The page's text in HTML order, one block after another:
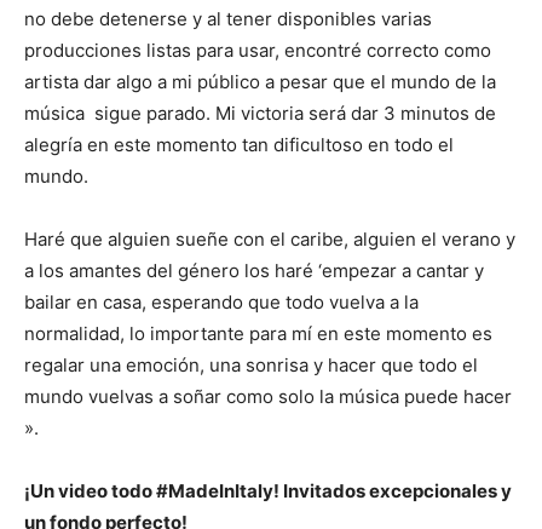
no debe detenerse y al tener disponibles varias
producciones listas para usar, encontré correcto como
artista dar algo a mi público a pesar que el mundo de la
música sigue parado. Mi victoria será dar 3 minutos de
alegría en este momento tan dificultoso en todo el
mundo.
Haré que alguien sueñe con el caribe, alguien el verano y
a los amantes del género los haré ‘empezar a cantar y
bailar en casa, esperando que todo vuelva a la
normalidad, lo importante para mí en este momento es
regalar una emoción, una sonrisa y hacer que todo el
mundo vuelvas a soñar como solo la música puede hacer
».
¡Un video todo #MadeInItaly! Invitados excepcionales y
un fondo perfecto!